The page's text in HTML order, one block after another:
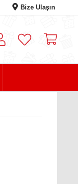
Bize Ulaşın